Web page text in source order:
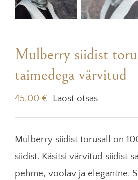
Mulberry siidist
taimedega värvitud
45,00 € Laost otsas
Mulberry siidist torusall on
siidist. Käsitsi värvitud siidist
pehme, voolav ja elegantne.